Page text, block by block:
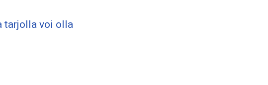
tarjolla voi olla